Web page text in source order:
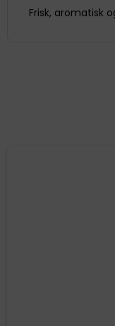
Frisk, aromatisk